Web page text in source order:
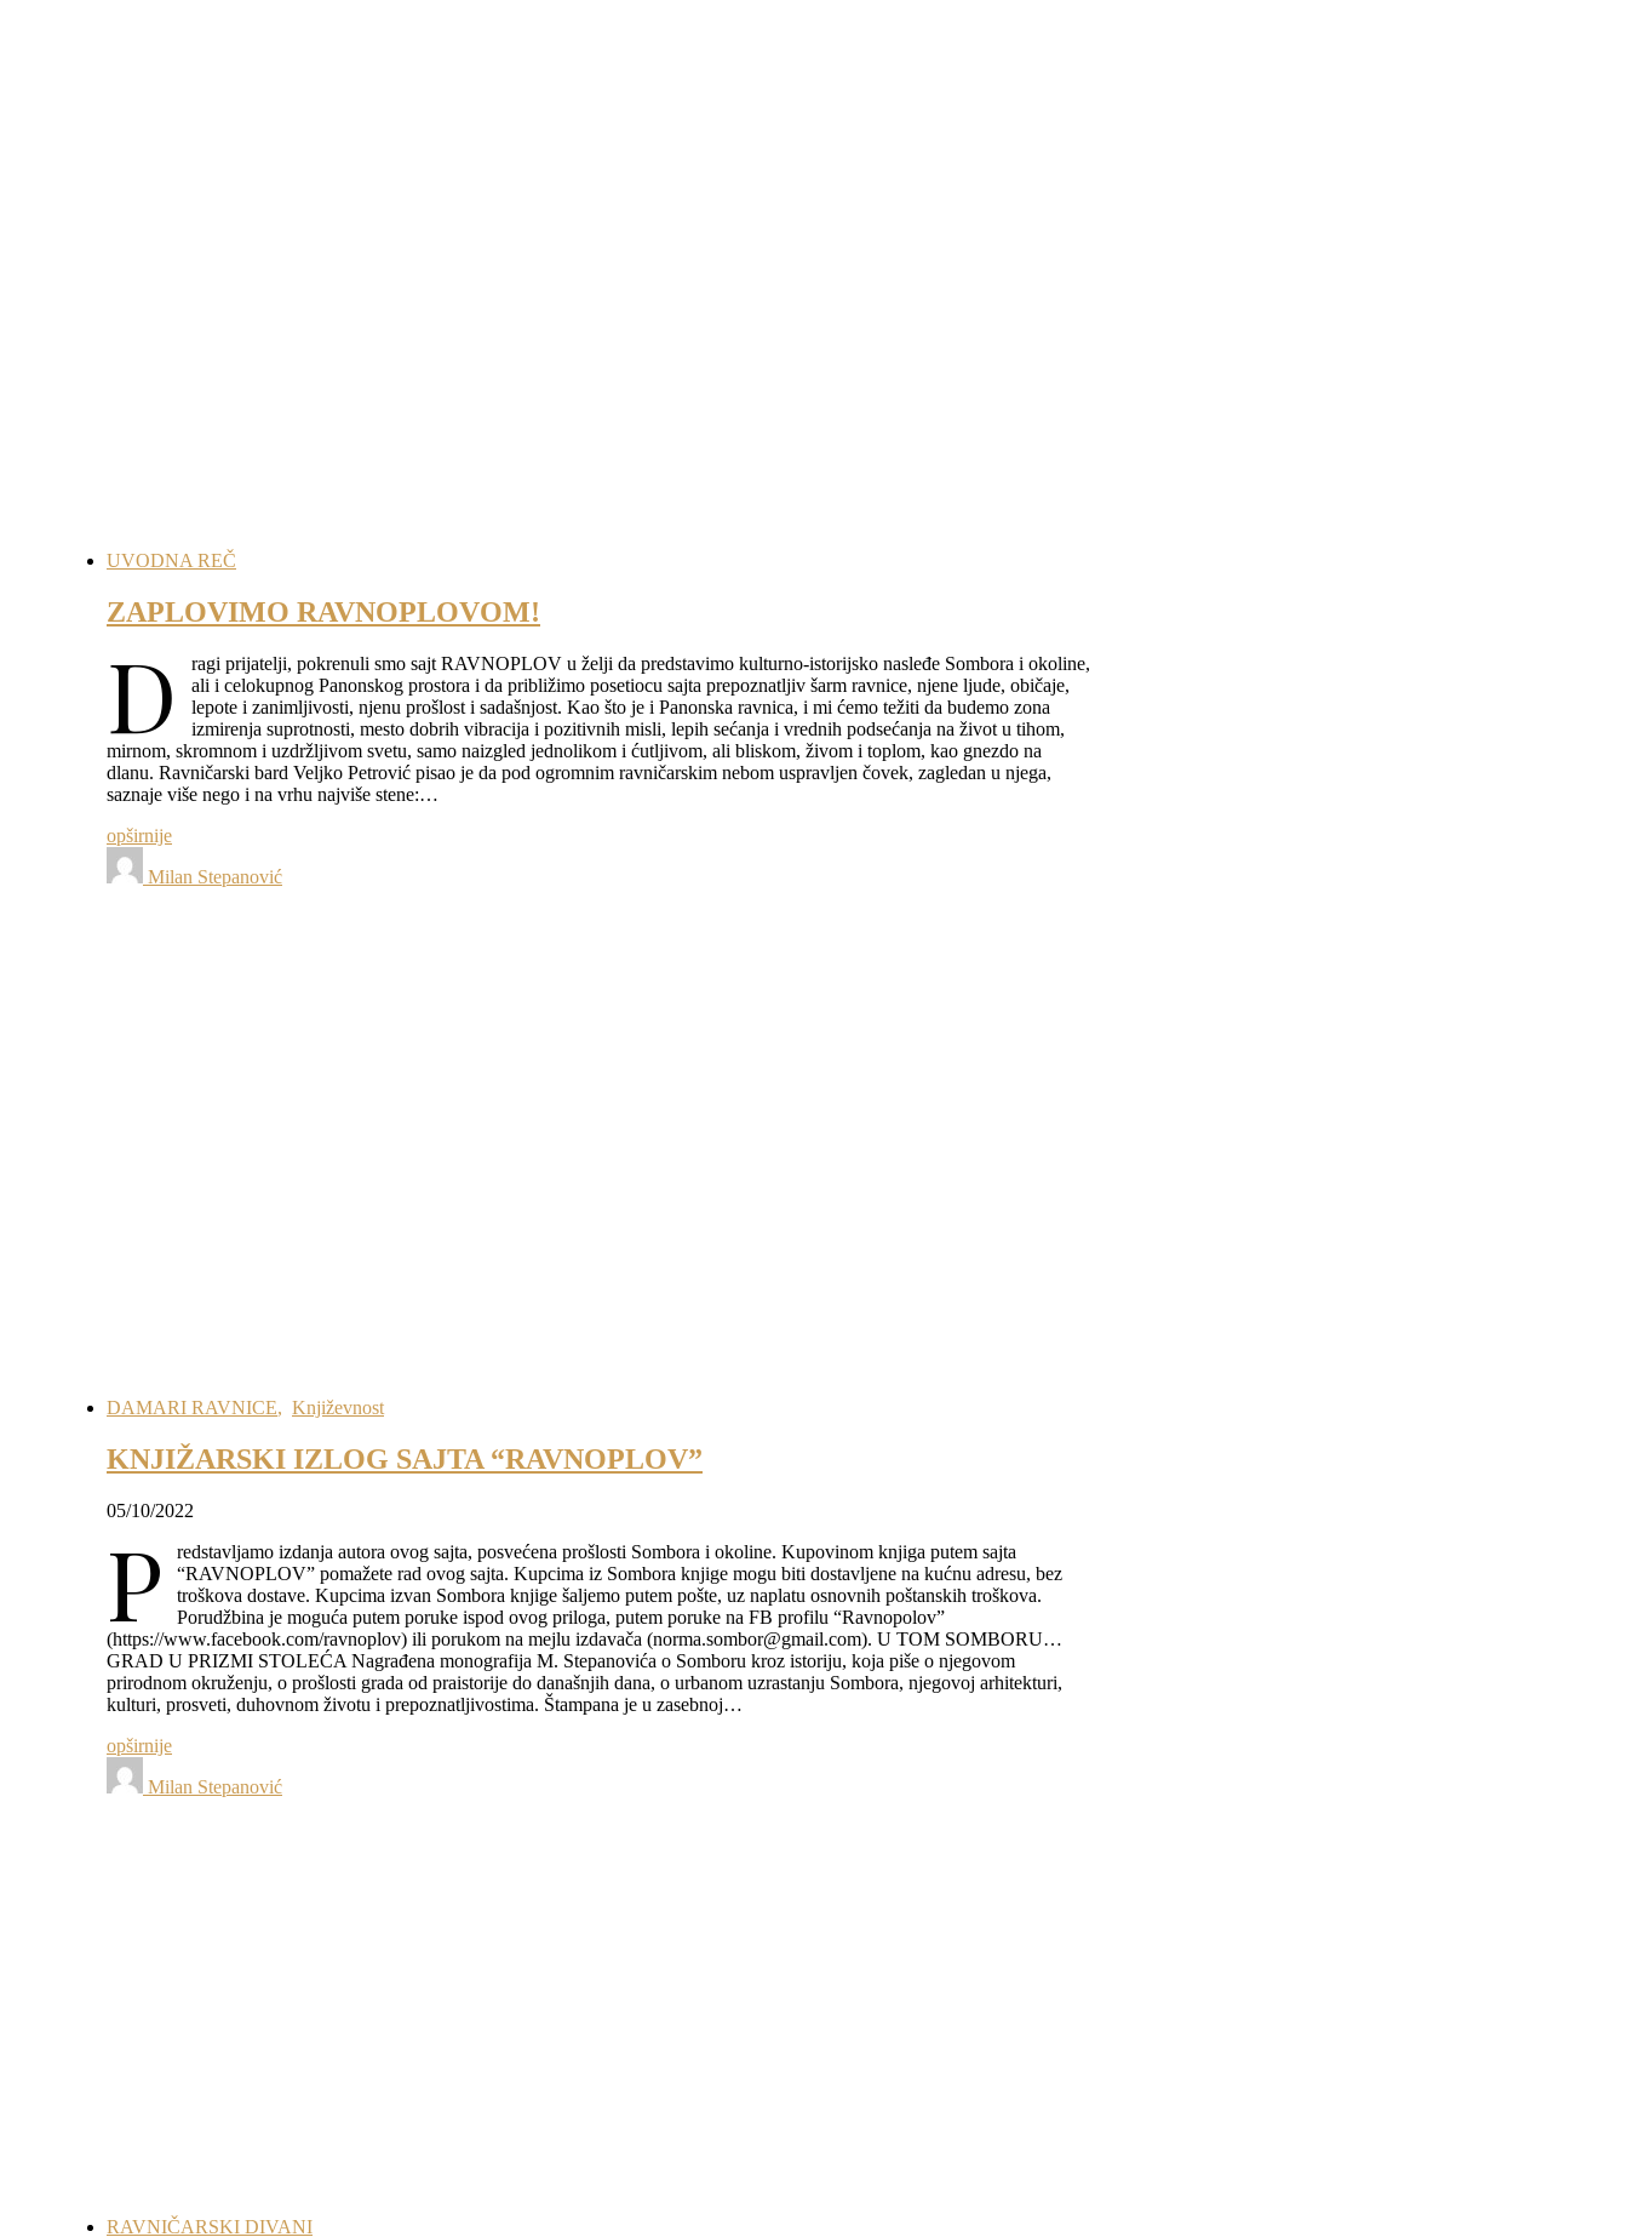
UVODNA REČ
ZAPLOVIMO RAVNOPLOVOM!
D
ragi prijatelji, pokrenuli smo sajt RAVNOPLOV u želji da predstavimo kulturno-istorijsko nasleđe Sombora i okoline,
ali i celokupnog Panonskog prostora i da približimo posetiocu sajta prepoznatljiv šarm ravnice, njene ljude, običaje,
lepote i zanimljivosti, njenu prošlost i sadašnjost. Kao što je i Panonska ravnica, i mi ćemo težiti da budemo zona
izmirenja suprotnosti, mesto dobrih vibracija i pozitivnih misli, lepih sećanja i vrednih podsećanja na život u tihom,
mirnom, skromnom i uzdržljivom svetu, samo naizgled jednolikom i ćutljivom, ali bliskom, živom i toplom, kao gnezdo na
dlanu. Ravničarski bard Veljko Petrović pisao je da pod ogromnim ravničarskim nebom uspravljen čovek, zagledan u njega,
saznaje više nego i na vrhu najviše stene:…
opširnije
Milan Stepanović
DAMARI RAVNICE, Književnost
KNJIŽARSKI IZLOG SAJTA “RAVNOPLOV”
05/10/2022
P
redstavljamo izdanja autora ovog sajta, posvećena prošlosti Sombora i okoline. Kupovinom knjiga putem sajta
“RAVNOPLOV” pomažete rad ovog sajta. Kupcima iz Sombora knjige mogu biti dostavljene na kućnu adresu, bez
troškova dostave. Kupcima izvan Sombora knjige šaljemo putem pošte, uz naplatu osnovnih poštanskih troškova.
Porudžbina je moguća putem poruke ispod ovog priloga, putem poruke na FB profilu “Ravnopolov”
(https://www.facebook.com/ravnoplov) ili porukom na mejlu izdavača (norma.sombor@gmail.com). U TOM SOMBORU…
GRAD U PRIZMI STOLEĆA Nagrađena monografija M. Stepanovića o Somboru kroz istoriju, koja piše o njegovom
prirodnom okruženju, o prošlosti grada od praistorije do današnjih dana, o urbanom uzrastanju Sombora, njegovoj arhitekturi,
kulturi, prosveti, duhovnom životu i prepoznatljivostima. Štampana je u zasebnoj…
opširnije
Milan Stepanović
RAVNIČARSKI DIVANI